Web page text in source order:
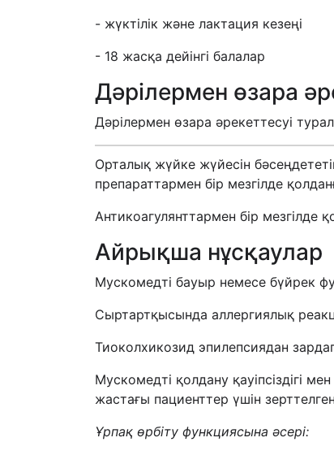
- жүктілік және лактация кезеңі
- 18 жасқа дейінгі балалар
Дәрілермен өзара
Дәрілермен өзара әрекеттесуі
Орталық жүйке жүйесін
препараттармен бір мезгілде
Антикоагулянттармен бір мезгілде
Айрықша нұсқаулар
Мускомедті бауыр немесе бүйрек
Сыртартқысында аллергиялық
Тиоколхикозид эпилепсиядан
Мускомедті қолдану қауіпсіздігі
жастағы пациенттер үшін
Ұрпақ өрбіту функциясына әсері: